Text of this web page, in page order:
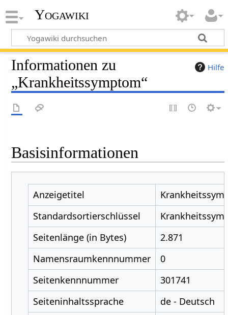
Yogawiki
Hilfe
Informationen zu
„Krankheitssymptom“
Basisinformationen
Anzeigetitel
Standardsortierschlüssel
Seitenlänge (in Bytes)
2.871
Namensraumkennnummer
0
Seitenkennnummer
301741
Seiteninhaltssprache
de - Deutsch